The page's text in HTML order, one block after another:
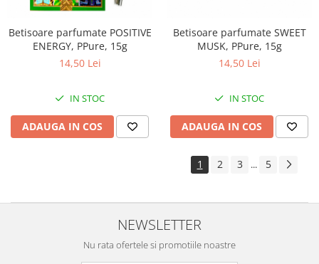
Betisoare parfumate POSITIVE
ENERGY, PPure, 15g
14,50 Lei
IN STOC
ADAUGA IN COS
Betisoare parfumate SWEET
MUSK, PPure, 15g
14,50 Lei
IN STOC
ADAUGA IN COS
1 2 3 ... 5
NEWSLETTER
Nu rata ofertele si promotiile noastre